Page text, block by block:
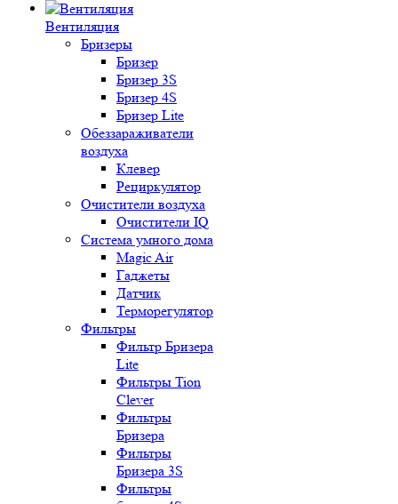
Вентиляция
Бризеры
Бризер
Бризер 3S
Бризер 4S
Бризер Lite
Обеззараживатели
воздуха
Клевер
Рециркулятор
Очистители воздуха
Очистители IQ
Система умного дома
Magic Air
Гаджеты
Датчик
Терморегулятор
Фильтры
Фильтр Бризера
Lite
Фильтры Tion
Clever
Фильтры
Бризера
Фильтры
Бризера 3S
Фильтры